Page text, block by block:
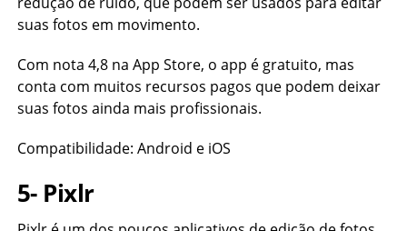
suas fotos em movimento.
Com nota 4,8 na App Store, o app é gratuito, mas
conta com muitos recursos pagos que podem deixar
suas fotos ainda mais profissionais.
Compatibilidade: Android e iOS
5- Pixlr